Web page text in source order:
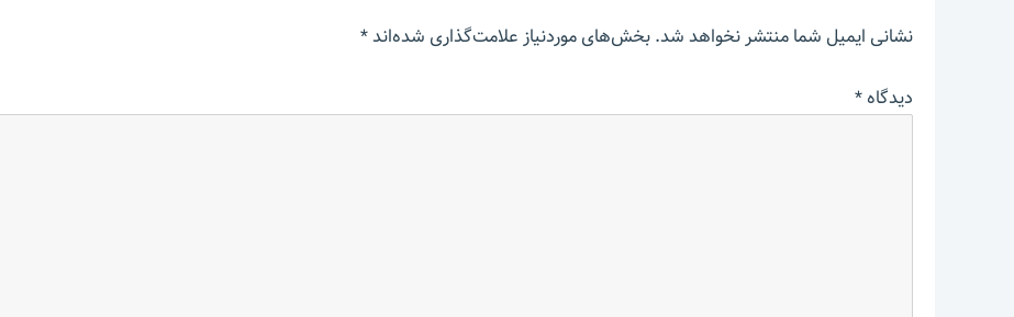
نشانی ایمیل شما منتشر نخواهد شد.بخش‌های موردنیاز علامت‌گذاری شده‌اند*
دیدگاه*